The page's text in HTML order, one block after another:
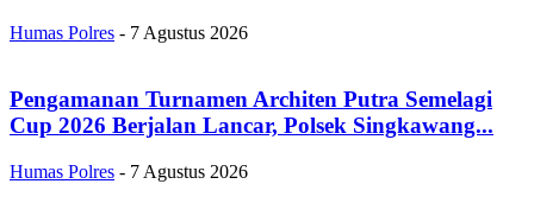
Humas Polres - 7 Agustus 2026
Pengamanan Turnamen Architen Putra Semelagi
Cup 2026 Berjalan Lancar, Polsek Singkawang...
Humas Polres - 7 Agustus 2026